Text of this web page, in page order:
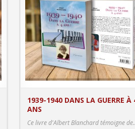
1939-1940 DANS LA GUERRE À
ANS
Ce livre d'Albert Blanchard témoigne